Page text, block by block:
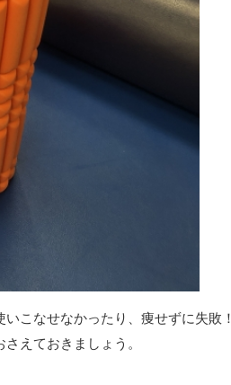
こなせなかったり、痩せずに失敗！
えておきましょう。